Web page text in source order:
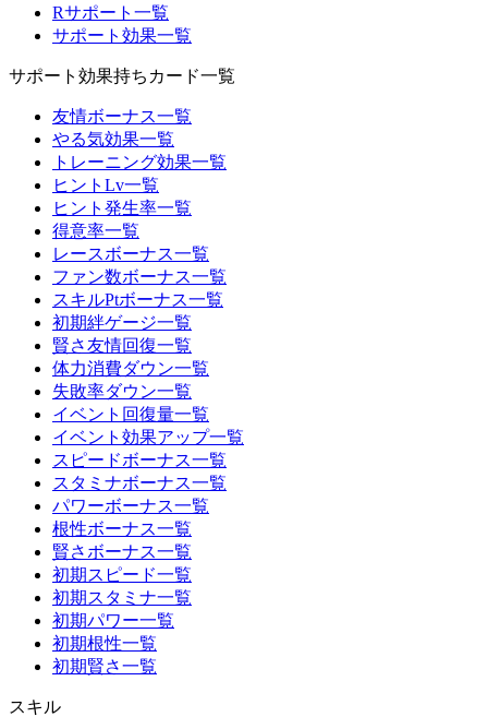
Rサポート一覧
サポート効果一覧
サポート効果持ちカード一覧
友情ボーナス一覧
やる気効果一覧
トレーニング効果一覧
ヒントLv一覧
ヒント発生率一覧
得意率一覧
レースボーナス一覧
ファン数ボーナス一覧
スキルPtボーナス一覧
初期絆ゲージ一覧
賢さ友情回復一覧
体力消費ダウン一覧
失敗率ダウン一覧
イベント回復量一覧
イベント効果アップ一覧
スピードボーナス一覧
スタミナボーナス一覧
パワーボーナス一覧
根性ボーナス一覧
賢さボーナス一覧
初期スピード一覧
初期スタミナ一覧
初期パワー一覧
初期根性一覧
初期賢さ一覧
スキル